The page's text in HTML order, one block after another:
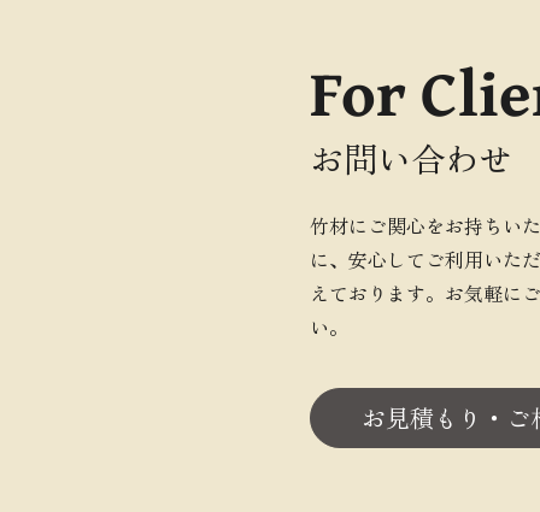
For
お問い合わせ
竹材にご関心をお持ちい
に、安心してご利用いた
えております。お気軽に
い。
お見積もり・ご